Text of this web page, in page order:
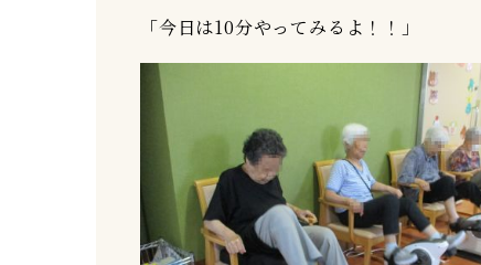
「今日は10分やってみるよ！